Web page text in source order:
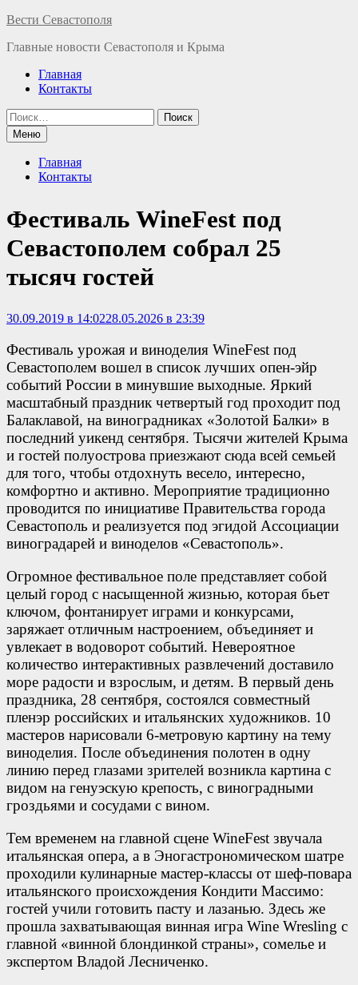
Перейти
содержимому
Вести Севастополя
Главные новости Севастополя и Крыма
Главная
Контакты
Найти:
Меню
Главная
Контакты
Фестиваль WineFest под
Севастополем собрал 25
тысяч гостей
30.09.2019 в 14:0228.05.2026 в 23:39
Фестиваль урожая и виноделия WineFest под
Севастополем вошел в список лучших oпен-эйр
событий России в минувшие выходные. Яркий
масштабный праздник четвертый год проходит под
Балаклавой, на виноградниках «Золотой Балки» в
последний уикенд сентября. Тысячи жителей Крыма
и гостей полуострова приезжают сюда всей семьей
для того, чтобы отдохнуть весело, интересно,
комфортно и активно. Мероприятие традиционно
проводится по инициативе Правительства города
Севастополь и реализуется под эгидой Ассоциации
виноградарей и виноделов «Севастополь».
Огромное фестивальное поле представляет собой
целый город с насыщенной жизнью, которая бьет
ключом, фонтанирует играми и конкурсами,
заряжает отличным настроением, объединяет и
увлекает в водоворот событий. Невероятное
количество интерактивных развлечений доставило
море радости и взрослым, и детям. В первый день
праздника, 28 сентября, состоялся совместный
пленэр российских и итальянских художников. 10
мастеров нарисовали 6-метровую картину на тему
виноделия. После объединения полотен в одну
линию перед глазами зрителей возникла картина с
видом на генуэскую крепость, с виноградными
гроздьями и сосудами с вином.
Тем временем на главной сцене WineFest звучала
итальянская опера, а в Эногастрономическом шатре
проходили кулинарные мастер-классы от шеф-повара
итальянского происхождения Кондити Массимо:
гостей учили готовить пасту и лазанью. Здесь же
прошла захватывающая винная игра Wine Wresling с
главной «винной блондинкой страны», сомелье и
экспертом Владой Лесниченко.